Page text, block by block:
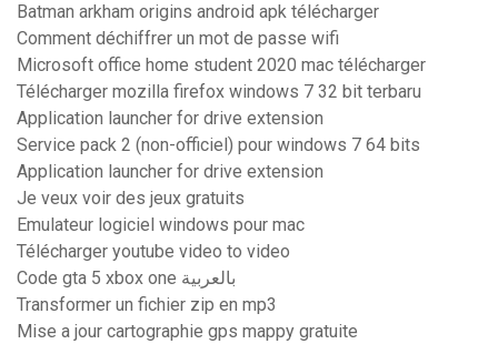
Batman arkham origins android apk télécharger
Comment déchiffrer un mot de passe wifi
Microsoft office home student 2020 mac télécharger
Télécharger mozilla firefox windows 7 32 bit terbaru
Application launcher for drive extension
Service pack 2 (non-officiel) pour windows 7 64 bits
Application launcher for drive extension
Je veux voir des jeux gratuits
Emulateur logiciel windows pour mac
Télécharger youtube video to video
Code gta 5 xbox one بالعربية
Transformer un fichier zip en mp3
Mise a jour cartographie gps mappy gratuite